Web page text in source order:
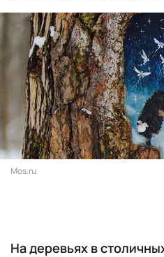
Mos.ru
На деревьях в